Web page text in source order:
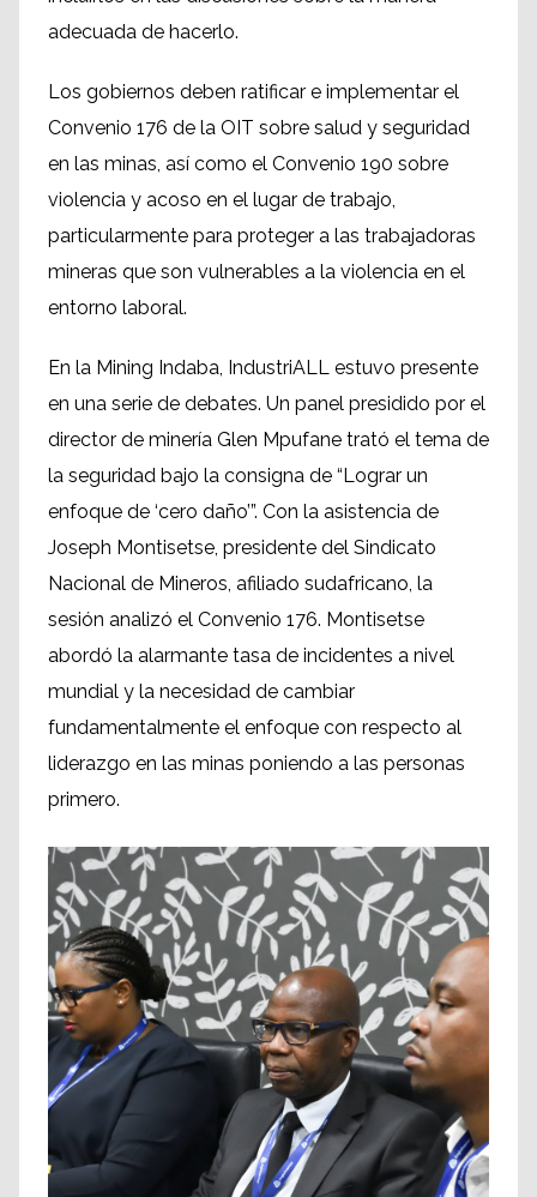
adecuada de hacerlo.
Los gobiernos deben ratificar e implementar el
Convenio 176 de la OIT sobre salud y seguridad
en las minas, así como el Convenio 190 sobre
violencia y acoso en el lugar de trabajo,
particularmente para proteger a las trabajadoras
mineras que son vulnerables a la violencia en el
entorno laboral.
En la Mining Indaba, IndustriALL estuvo presente
en una serie de debates. Un panel presidido por el
director de minería Glen Mpufane trató el tema de
la seguridad bajo la consigna de “Lograr un
enfoque de ‘cero daño’”. Con la asistencia de
Joseph Montisetse, presidente del Sindicato
Nacional de Mineros, afiliado sudafricano, la
sesión analizó el Convenio 176. Montisetse
abordó la alarmante tasa de incidentes a nivel
mundial y la necesidad de cambiar
fundamentalmente el enfoque con respecto al
liderazgo en las minas poniendo a las personas
primero.